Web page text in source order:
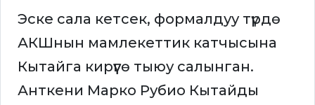
Эске сала кетсек, формалдуу түрдө
АКШнын мамлекеттик катчысына
Кытайга кирүүгө тыюу салынган.
Анткени Марко Рубио Кытайды